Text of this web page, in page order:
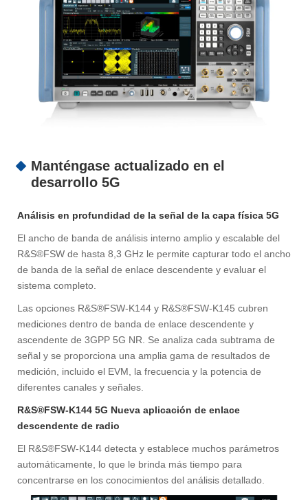
Manténgase actualizado en el
desarrollo 5G
Análisis en profundidad de la señal de la capa física 5G
El ancho de banda de análisis interno amplio y escalable del
R&S®FSW de hasta 8,3 GHz le permite capturar todo el ancho
de banda de la señal de enlace descendente y evaluar el
sistema completo.
Las opciones R&S®FSW-K144 y R&S®FSW-K145 cubren
mediciones dentro de banda de enlace descendente y
ascendente de 3GPP 5G NR. Se analiza cada subtrama de
señal y se proporciona una amplia gama de resultados de
medición, incluido el EVM, la frecuencia y la potencia de
diferentes canales y señales.
R&S®FSW-K144 5G Nueva aplicación de enlace
descendente de radio
El R&S®FSW-K144 detecta y establece muchos parámetros
automáticamente, lo que le brinda más tiempo para
concentrarse en los conocimientos del análisis detallado.